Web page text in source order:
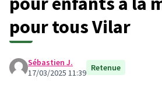
pour tous Vilar
Sébastien J.
17/03/2025 11:39 Retenue